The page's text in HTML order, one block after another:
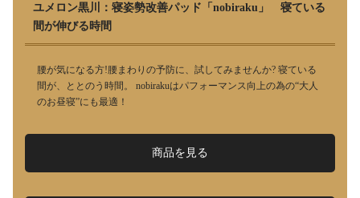
ユメロン黒川：寝姿勢改善パッド「nobiraku」 寝ている
間が伸びる時間
腰が気になる方!腰まわりの予防に、試してみませんか? 寝ている
間が、ととのう時間。 nobirakuはパフォーマンス向上の為の“大人
のお昼寝”にも最適！
商品を見る